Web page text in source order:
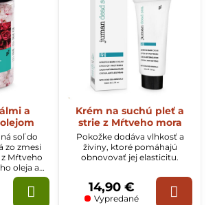
a
soľ do
zo zmesi
Mŕtveho
oleja a
z
Krém na suchú pleť a
strie z Mŕtveho mora
Pokožke dodáva vlhkosť a
živiny, ktoré pomáhajú
obnovovať jej elasticitu.
Vypredané
14,90 €